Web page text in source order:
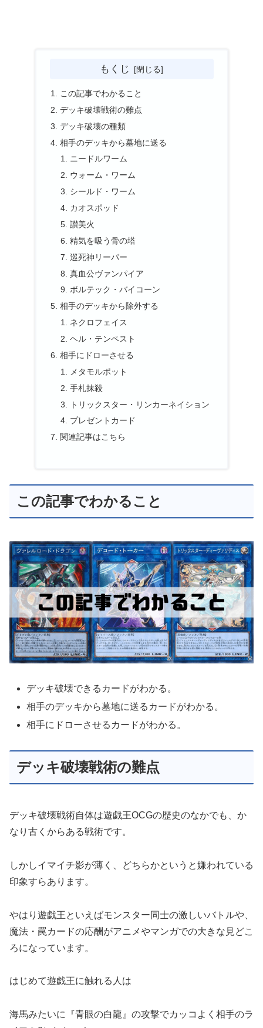
もくじ
この記事でわかること
デッキ破壊戦術の難点
デッキ破壊の種類
相手のデッキから墓地に送る
ニードルワーム
ウォーム・ワーム
シールド・ワーム
カオスポッド
讃美火
精気を吸う骨の塔
巡死神リーパー
真血公ヴァンパイア
ボルテック・バイコーン
相手のデッキから除外する
ネクロフェイス
ヘル・テンペスト
相手にドローさせる
メタモルポット
手札抹殺
トリックスター・リンカーネイション
プレゼントカード
関連記事はこちら
この記事でわかること
デッキ破壊できるカードがわかる。
相手のデッキから墓地に送るカードがわかる。
相手にドローさせるカードがわかる。
デッキ破壊戦術の難点
デッキ破壊戦術自体は遊戯王OCGの歴史のなかでも、か
なり古くからある戦術です。
しかしイマイチ影が薄く、どちらかというと嫌われている
印象すらあります。
やはり遊戯王といえばモンスター同士の激しいバトルや、
魔法・罠カードの応酬がアニメやマンガでの大きな見どこ
ろになっています。
はじめて遊戯王に触れる人は
海馬みたいに『青眼の白龍』の攻撃でカッコよく相手のラ